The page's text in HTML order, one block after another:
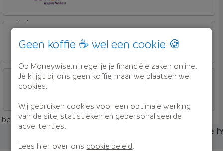
beleggen
4,55%
Offerte aanvragen
OBVION Hypotheken
Woon Hypotheek
beleggen
4,56%
OBVION Hypotheken
Woon Hypotheek
beleggen
Hulp nodig?
Maak een vrijblijvend afspraak met één van onze
beleggen - 2 jaar rentevast - 90% woningwaarde
Geen koffie ☕ wel een cookie 🍪
Op Moneywise.nl regel je je financiële zaken online.
Je krijgt bij ons geen koffie, maar we plaatsen wel
cookies.
Wij gebruiken cookies voor een optimale werking
van de site, statistieken en gepersonaliseerde
advertenties.
Lees hier over ons cookie beleid.